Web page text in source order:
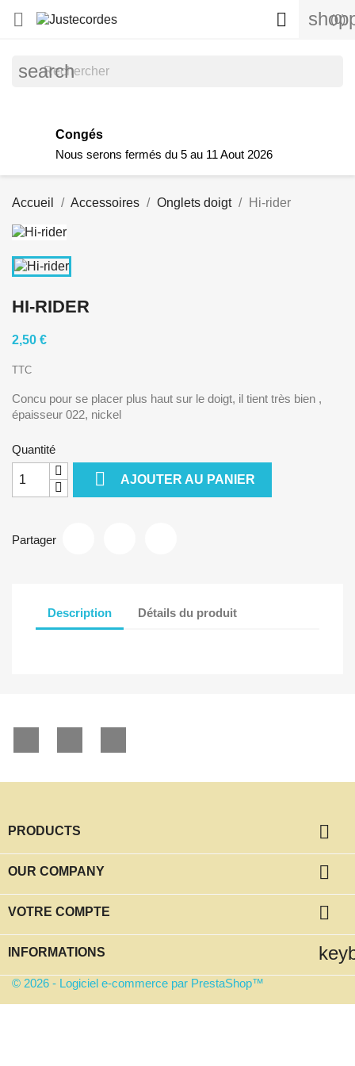
 (0)

search
Congés
Nous serons fermés du 5 au 11 Aout 2026
Accueil Accessoires Onglets doigt Hi-rider
HI-RIDER
2,50 €
TTC
Concu pour se placer plus haut sur le doigt, il tient très bien ,
épaisseur 022, nickel
Quantité
 AJOUTER AU PANIER
Partager
Description Détails du produit
PRODUCTS 
OUR COMPANY 
VOTRE COMPTE 
INFORMATIONS
© 2026 - Logiciel e-commerce par PrestaShop™